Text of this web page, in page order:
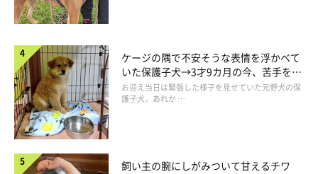
寝て、テレビを見て過ごしている」ように見えるのだとか。
成犬になって変わった点もありますが、子犬のころから変わらな
い部分もあるようです。
飼い主さん：
「そるは、子犬のころからずっと
の中に潜って寝て、暑くなったら出てきて、また潜る……。
ケージの隅で不安そうな表情を浮かべて
いた保護子犬→3才9カ月の今、苦手を克
服し頼もしいコに成長！
お迎え当日は緊張した様子を見せていた元野犬の保
護子犬。あれか …
飼い主の腕にしがみついて甘えるチワ